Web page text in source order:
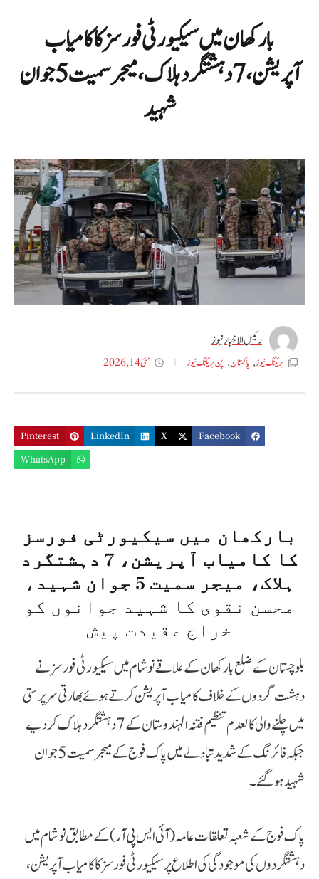
بارکھان میں سیکیورٹی فورسز کا کامیاب
آپریشن، 7 دہشتگرد ہلاک، میجر سمیت 5 جوان
شہید
رئیس الاخبار نیوز
بریکنگ نیوز, پاکستان, پن بریکنگ نیوز مئی 14, 2026
Facebook
X
LinkedIn
Pinterest
WhatsApp
بارکھان میں سیکیورٹی فورسز
کا کامیاب آپریشن، 7 دہشتگرد
ہلاک، میجر سمیت 5 جوان شہید
،
محسن نقوی کا شہید جوانوں کو
خراج عقیدت پیش
بلوچستان کے ضلع بارکھان کے علاقے نوشام میں سیکیورٹی فورسز نے
دہشت گردوں کے خلاف کامیاب آپریشن کرتے ہوئے بھارتی سرپرستی
میں چلنے والی کالعدم تنظیم فتنہ الہندوستان کے 7 دہشتگرد ہلاک کر دیے
جبکہ فائرنگ کے شدید تبادلے میں پاک فوج کے میجر سمیت 5 جوان
شہید ہوگئے۔
پاک فوج کے شعبہ تعلقات عامہ (آئی ایس پی آر) کے مطابق نوشام میں
دہشتگردوں کی موجودگی کی اطلاع پر سیکیورٹی فورسز کا کامیاب آپریشن،